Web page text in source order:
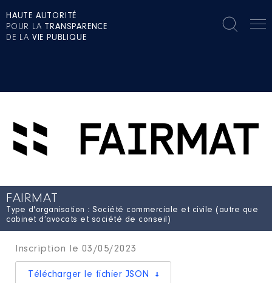
HAUTE AUTORITÉ
POUR LA TRANSPARENCE
DE LA VIE PUBLIQUE
FAIRMAT
Type d'organisation : Société commerciale et civile (autre que
cabinet d’avocats et société de conseil)
Inscription le 03/05/2023
Télécharger le fichier JSON